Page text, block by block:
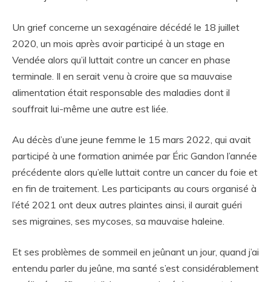
Un grief concerne un sexagénaire décédé le 18 juillet
2020, un mois après avoir participé à un stage en
Vendée alors qu’il luttait contre un cancer en phase
terminale. Il en serait venu à croire que sa mauvaise
alimentation était responsable des maladies dont il
souffrait lui-même une autre est liée.
Au décès d’une jeune femme le 15 mars 2022, qui avait
participé à une formation animée par Éric Gandon l’année
précédente alors qu’elle luttait contre un cancer du foie et
en fin de traitement. Les participants au cours organisé à
l’été 2021 ont deux autres plaintes ainsi, il aurait guéri
ses migraines, ses mycoses, sa mauvaise haleine.
Et ses problèmes de sommeil en jeûnant un jour, quand j’ai
entendu parler du jeûne, ma santé s’est considérablement